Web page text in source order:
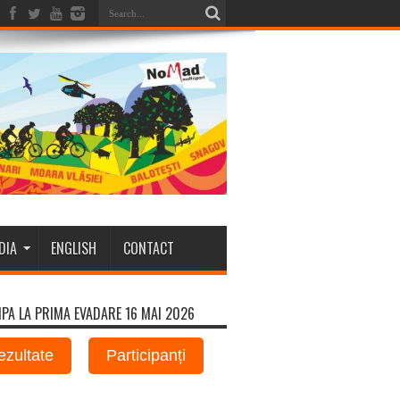
ENGLISH CONTACT
LA PRIMA EVADARE 16 MAI 2026
Participanți